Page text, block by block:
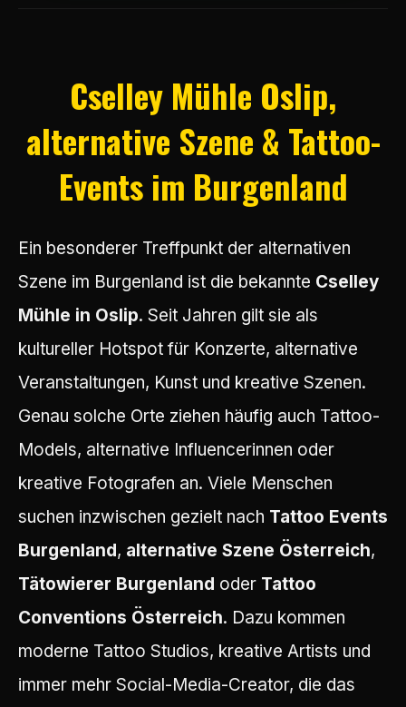
Cselley Mühle Oslip,
alternative Szene & Tattoo-
Events im Burgenland
Ein besonderer Treffpunkt der alternativen
Szene im Burgenland ist die bekannte Cselley
Mühle in Oslip. Seit Jahren gilt sie als
kultureller Hotspot für Konzerte, alternative
Veranstaltungen, Kunst und kreative Szenen.
Genau solche Orte ziehen häufig auch Tattoo-
Models, alternative Influencerinnen oder
kreative Fotografen an. Viele Menschen
suchen inzwischen gezielt nach Tattoo Events
Burgenland, alternative Szene Österreich,
Tätowierer Burgenland oder Tattoo
Conventions Österreich. Dazu kommen
moderne Tattoo Studios, kreative Artists und
immer mehr Social-Media-Creator, die das